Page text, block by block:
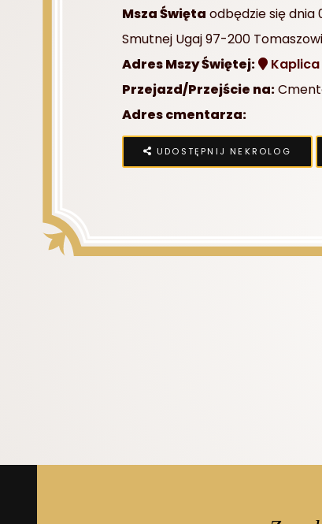
Msza Święta odbędzie się dnia
Smutnej Ugaj 97-200
Adres Mszy Świętej:
Kaplica
Przejazd/Przejście na:
Adres cmentarza:
UDOSTĘPNIJ NEKROLOG